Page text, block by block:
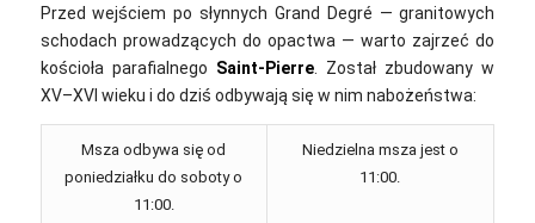
Przed wejściem po słynnych Grand Degré — granitowych
schodach prowadzących do opactwa — warto zajrzeć do
kościoła parafialnego Saint-Pierre. Został zbudowany w
XV–XVI wieku i do dziś odbywają się w nim nabożeństwa:
Msza odbywa się od
poniedziałku do soboty o
11:00.
Niedzielna msza jest o
11:00.